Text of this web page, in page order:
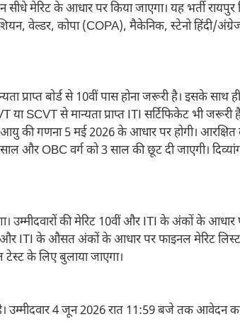
सीधे मेरिट के आधार पर किया जाएगा। यह भर्ती
वेल्डर, कोपा (COPA), मैकेनिक, स्टेनो हिंदी/
प्राप्त बोर्ड से 10वीं पास होना जरूरी है। इसके
SCVT से मान्यता प्राप्त ITI सर्टिफिकेट भी जरूरी
गणना 5 मई 2026 के आधार पर होगी। आरक्षित
और OBC वर्ग को 3 साल की छूट दी जाएगी।
उम्मीदवारों की मेरिट 10वीं और ITI के अंकों के आधार
और ITI के औसत अंकों के आधार पर फाइनल मेरिट
के लिए बुलाया जाएगा।
उम्मीदवार 4 जून 2026 रात 11:59 बजे तक आवेदन